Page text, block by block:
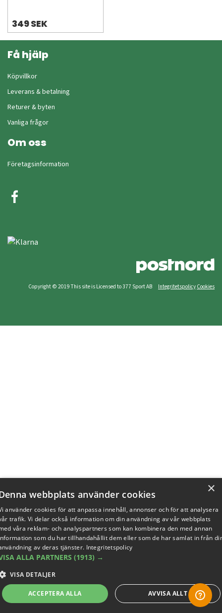
349 SEK
Få hjälp
Köpvillkor
Leverans & betalning
Returer & byten
Vanliga frågor
Om oss
Företagsinformation
Copyright © 2019 This site is Licensed to 377 Sport AB Integritetspolicy Cookies
×
webbplats använder cookies
använder cookies för att anpassa innehåll, annonser och för att analysera
trafik. Vi delar också information om din användning av vår webbplats
våra reklam- och analyspartners som kan kombinera den med annan
som du har tillhandahållit dem eller som de har samlat in från
av deras tjänster. Integritetspolicy
ALLA PARTNERS (1913) →
VISA DETALJER
ACCEPTERA ALLA AVVISA ALLT